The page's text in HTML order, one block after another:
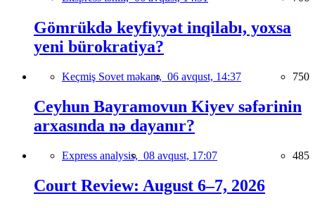
Gömrükdə keyfiyyət inqilabı, yoxsa
yeni bürokratiya?
Keçmiş Sovet məkanı, 06 avqust, 14:37 750
Ceyhun Bayramovun Kiyev səfərinin
arxasında nə dayanır?
Express analysis, 08 avqust, 17:07 485
Court Review: August 6–7, 2026